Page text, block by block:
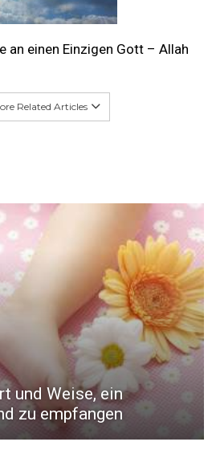
an einen Einzigen Gott – Allah
Related Articles
und Weise, ein
zu empfangen